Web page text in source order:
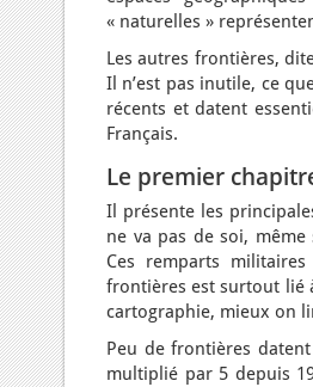
« naturelles »
Les autres frontières,
Il n’est pas inutile, ce
récents et datent
Français.
Le premier
Il présente les
ne va pas de soi,
Ces remparts
frontières est surtout lié
cartographie, mieux on
Peu de frontières datent
multiplié par 5 depuis